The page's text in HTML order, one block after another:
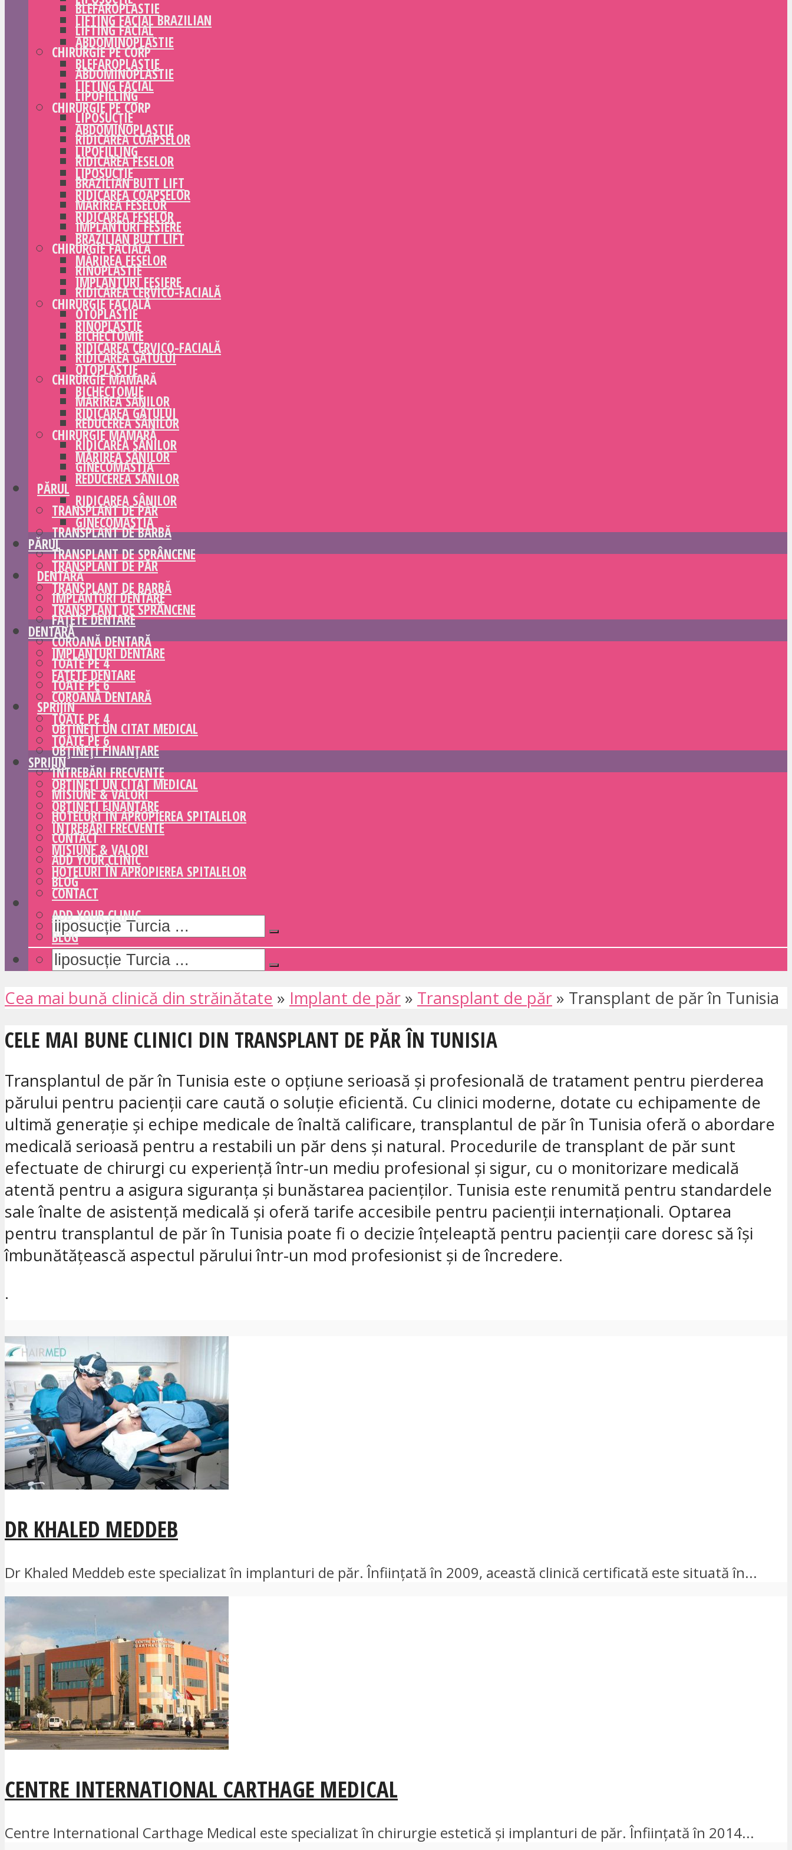
BLEFAROPLASTIE
LIFTING FACIAL
CHIRURGIE PE CORP
ABDOMINOPLASTIE
LIPOFILLING
LIPOSUCȚIE
RIDICAREA COAPSELOR
RIDICAREA FESELOR
BRAZILIAN BUTT LIFT
MĂRIREA FESELOR
IMPLANTURI FESIERE
CHIRURGIE FACIALĂ
RINOPLASTIE
RIDICAREA CERVICO-FACIALĂ
OTOPLASTIE
BICHECTOMIE
RIDICAREA GÂTULUI
CHIRURGIE MAMARĂ
MĂRIREA SÂNILOR
REDUCEREA SÂNILOR
RIDICAREA SÂNILOR
GINECOMASTIA
PĂRUL
TRANSPLANT DE PĂR
TRANSPLANT DE BARBĂ
TRANSPLANT DE SPRÂNCENE
DENTARĂ
IMPLANTURI DENTARE
FAȚETE DENTARE
COROANĂ DENTARĂ
TOATE PE 4
TOATE PE 6
SPRIJIN
OBȚINEȚI UN CITAT MEDICAL
OBȚINEȚI FINANȚARE
ÎNTREBĂRI FRECVENTE
MISIUNE & VALORI
HOTELURI ÎN APROPIEREA SPITALELOR
CONTACT
ADD YOUR CLINIC
BLOG
LIFTING FACIAL BRAZILIAN
ABDOMINOPLASTIE
BLEFAROPLASTIE
LIFTING FACIAL
CHIRURGIE PE CORP
ABDOMINOPLASTIE
LIPOFILLING
LIPOSUCȚIE
RIDICAREA COAPSELOR
RIDICAREA FESELOR
BRAZILIAN BUTT LIFT
MĂRIREA FESELOR
IMPLANTURI FESIERE
CHIRURGIE FACIALĂ
RINOPLASTIE
RIDICAREA CERVICO-FACIALĂ
OTOPLASTIE
BICHECTOMIE
RIDICAREA GÂTULUI
CHIRURGIE MAMARĂ
MĂRIREA SÂNILOR
REDUCEREA SÂNILOR
RIDICAREA SÂNILOR
GINECOMASTIA
PĂRUL
TRANSPLANT DE PĂR
TRANSPLANT DE BARBĂ
TRANSPLANT DE SPRÂNCENE
DENTARĂ
IMPLANTURI DENTARE
FAȚETE DENTARE
COROANĂ DENTARĂ
TOATE PE 4
TOATE PE 6
SPRIJIN
OBȚINEȚI UN CITAT MEDICAL
OBȚINEȚI FINANȚARE
ÎNTREBĂRI FRECVENTE
MISIUNE & VALORI
HOTELURI ÎN APROPIEREA SPITALELOR
CONTACT
ADD YOUR CLINIC
BLOG
Cea mai bună clinică din străinătate » Implant de păr » Transplant de păr » Transplant de păr în Tunisia
CELE MAI BUNE CLINICI DIN TRANSPLANT DE PĂR ÎN TUNISIA
Transplantul de păr în Tunisia este o opțiune serioasă și profesională de tratament pentru pierderea
părului pentru pacienții care caută o soluție eficientă. Cu clinici moderne, dotate cu echipamente de
ultimă generație și echipe medicale de înaltă calificare, transplantul de păr în Tunisia oferă o abordare
medicală serioasă pentru a restabili un păr dens și natural. Procedurile de transplant de păr sunt
efectuate de chirurgi cu experiență într-un mediu profesional și sigur, cu o monitorizare medicală
atentă pentru a asigura siguranța și bunăstarea pacienților. Tunisia este renumită pentru standardele
sale înalte de asistență medicală și oferă tarife accesibile pentru pacienții internaționali. Optarea
pentru transplantul de păr în Tunisia poate fi o decizie înțeleaptă pentru pacienții care doresc să își
îmbunătățească aspectul părului într-un mod profesionist și de încredere.
.
DR KHALED MEDDEB
Dr Khaled Meddeb este specializat în implanturi de păr. Înființată în 2009, această clinică certificată este situată în...
CENTRE INTERNATIONAL CARTHAGE MEDICAL
Centre International Carthage Medical este specializat în chirurgie estetică și implanturi de păr. Înființată în 2014...